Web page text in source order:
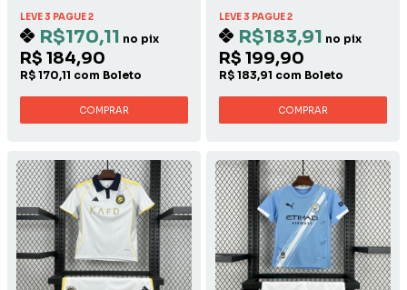
LEVE 3 PAGUE 2
R$170,11 no pix
R$ 184,90
R$ 170,11 com Boleto
COMPRAR
LEVE 3 PAGUE 2
R$183,91 no pix
R$ 199,90
R$ 183,91 com Boleto
COMPRAR